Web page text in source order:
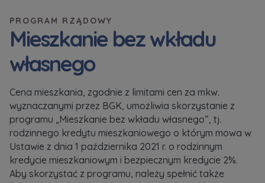
PROGRAM RZĄDOWY
Mieszkanie bez wkładu
własnego
Cena mieszkania, zgodnie z limitami cen za mkw.
wyznaczanymi przez BGK, umożliwia skorzystanie z
programu „Mieszkanie bez wkładu własnego”, tj.
rodzinnego kredytu mieszkaniowego o którym mowa w
Ustawie z dnia 1 października 2021 r. o rodzinnym
kredycie mieszkaniowym i bezpiecznym kredycie 2%.
Aby skorzystać z programu, należy spełnić także
Zawiadomienia o nabyciu lub posiadaniu znacznego
pakietu akcji proszę wysyłać na
notyfikacje@murapol.pl
Skontaktuj się z nami